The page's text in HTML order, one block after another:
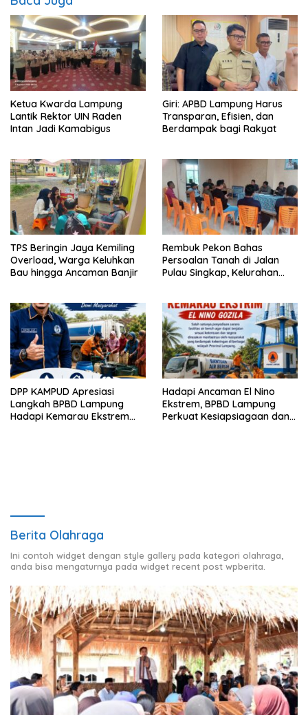
Ketua Kwarda Lampung
Lantik Rektor UIN Raden
Intan Jadi Kamabigus
Giri: APBD Lampung Harus
Transparan, Efisien, dan
Berdampak bagi Rakyat
TPS Beringin Jaya Kemiling
Overload, Warga Keluhkan
Bau hingga Ancaman Banjir
Rembuk Pekon Bahas
Persoalan Tanah di Jalan
Pulau Singkap, Kelurahan
DPP KAMPUD Apresiasi
Langkah BPBD Lampung
Hadapi Kemarau Ekstrem
Hadapi Ancaman El Nino
Ekstrem, BPBD Lampung
Perkuat Kesiapsiagaan dan
Berita Olahraga
Ini contoh widget dengan style gallery pada kategori olahraga,
anda bisa mengaturnya pada widget recent post wpberita.